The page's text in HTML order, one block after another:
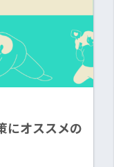
にオススメの